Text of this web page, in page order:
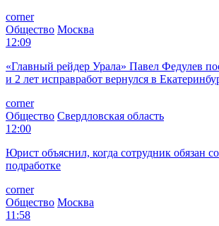
Прозрачность кредитов: эксперты
corner
12:09
«Главный рейдер Урала» Павел Федулев
corner
12:00
Юрист объяснил, когда сотрудник обязан